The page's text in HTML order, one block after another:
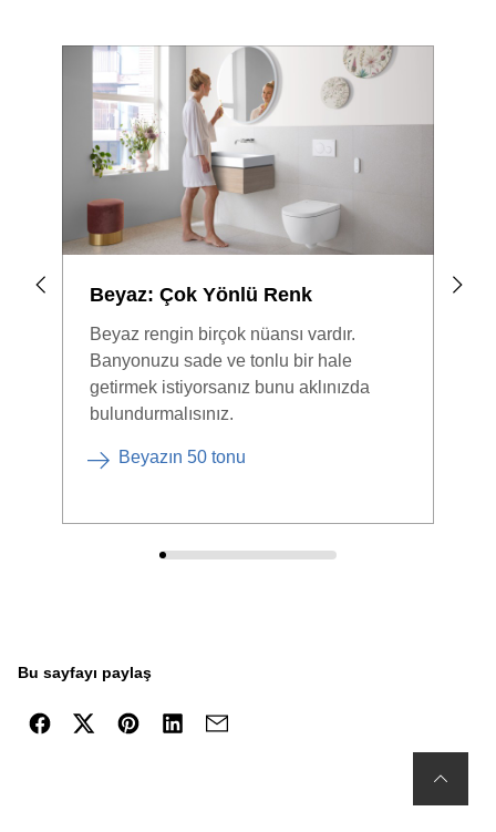
Beyaz: Çok Yönlü Renk
Beyaz rengin birçok nüansı vardır.
Banyonuzu sade ve tonlu bir hale
getirmek istiyorsanız bunu aklınızda
bulundurmalısınız.
Beyazın 50 tonu
Bu sayfayı paylaş